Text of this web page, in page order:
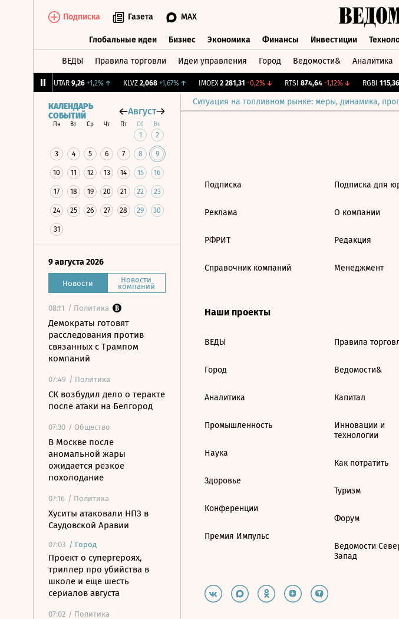
Подписка Газета MAX
Глобальные идеи Бизнес Экономика Финансы Инвестиции
ВЕДЫ Правила торговли Идеи управления Город Ведомости& Аналитика
UTAR 9,26 +1,2%↑ KLVZ 2,068 +1,67%↑ IMOEX 2 281,31 -0,2%↓ RTSI 874,64 -1,12%↓ RGBI 115,36
Ситуация на топливном рынке: меры, динамика,
КАЛЕНДАРЬ
СОБЫТИЙ
Август
Пн Вт Ср Чт Пт Сб Вс
1 2
3 4 5 6 7 8 9
10 11 12 13 14 15 16
17 18 19 20 21 22 23
24 25 26 27 28 29 30
31
9 августа 2026
Новости Новости
компаний
08:11 / Политика
Демократы готовят
расследования против
связанных с Трампом
компаний
07:49 / Политика
СК возбудил дело о теракте
после атаки на Белгород
07:30 / Общество
В Москве после
аномальной жары
ожидается резкое
похолодание
07:16 / Политика
Хуситы атаковали НПЗ в
Саудовской Аравии
07:03 / Город
Проект о супергероях,
триллер про убийства в
школе и еще шесть
сериалов августа
07:02 / Политика
Подписка
Реклама
РФРИТ
Справочник компаний
Подписка для
О компании
Редакция
Менеджмент
Наши проекты
ВЕДЫ
Город
Аналитика
Промышленность
Наука
Здоровье
Конференции
Премия Импульс
Правила
Ведомости&
Капитал
Инновации и
технологии
Как потратить
Туризм
Форум
Ведомости
Запад